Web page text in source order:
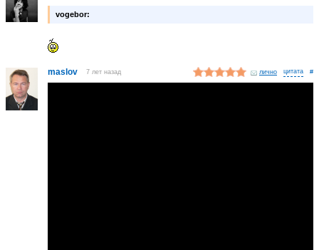
vogebor:
maslov 7 лет назад лично #